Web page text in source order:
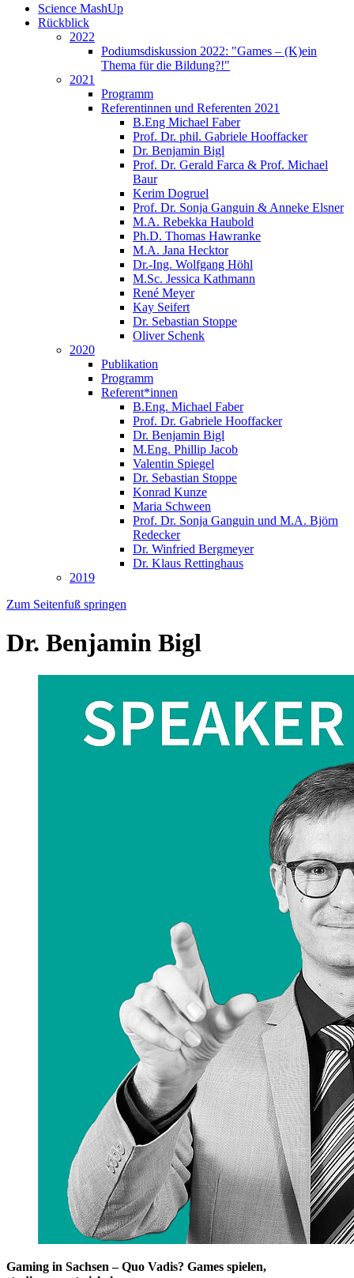
Science MashUp
Rückblick
2022
Podiumsdiskussion 2022: "Games – (K)ein
Thema für die Bildung?!"
2021
Programm
Referentinnen und Referenten 2021
B.Eng Michael Faber
Prof. Dr. phil. Gabriele Hooffacker
Dr. Benjamin Bigl
Prof. Dr. Gerald Farca & Prof. Michael
Baur
Kerim Dogruel
Prof. Dr. Sonja Ganguin & Anneke Elsner
M.A. Rebekka Haubold
Ph.D. Thomas Hawranke
M.A. Jana Hecktor
Dr.-Ing. Wolfgang Höhl
M.Sc. Jessica Kathmann
René Meyer
Kay Seifert
Dr. Sebastian Stoppe
Oliver Schenk
2020
Publikation
Programm
Referent*innen
B.Eng. Michael Faber
Prof. Dr. Gabriele Hooffacker
Dr. Benjamin Bigl
M.Eng. Phillip Jacob
Valentin Spiegel
Dr. Sebastian Stoppe
Konrad Kunze
Maria Schween
Prof. Dr. Sonja Ganguin und M.A. Björn
Redecker
Dr. Winfried Bergmeyer
Dr. Klaus Rettinghaus
2019
Zum Seitenfuß springen
Dr. Benjamin Bigl
Gaming in Sachsen – Quo Vadis? Games spielen,